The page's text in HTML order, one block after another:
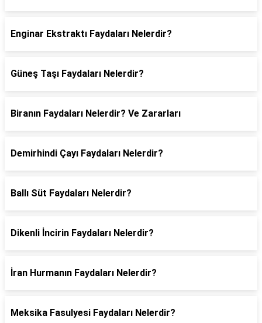
Enginar Ekstraktı Faydaları Nelerdir?
Güneş Taşı Faydaları Nelerdir?
Biranın Faydaları Nelerdir? Ve Zararları
Demirhindi Çayı Faydaları Nelerdir?
Ballı Süt Faydaları Nelerdir?
Dikenli İncirin Faydaları Nelerdir?
İran Hurmanın Faydaları Nelerdir?
Meksika Fasulyesi Faydaları Nelerdir?